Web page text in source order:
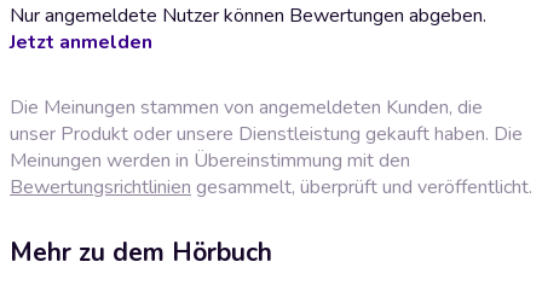
Nur angemeldete Nutzer können Bewertungen abgeben.
Jetzt anmelden
Die Meinungen stammen von angemeldeten Kunden, die
unser Produkt oder unsere Dienstleistung gekauft haben. Die
Meinungen werden in Übereinstimmung mit den
Bewertungsrichtlinien gesammelt, überprüft und veröffentlicht.
Mehr zu dem Hörbuch